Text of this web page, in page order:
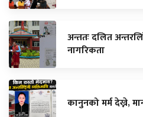
अन्ततः दलित
नागरिकता
कानुनको मर्म देख्ने,